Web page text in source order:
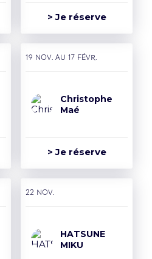
> Je réserve
19 nov. AU 17 févr.
Christophe
Maé
> Je réserve
22 nov.
HATSUNE
MIKU